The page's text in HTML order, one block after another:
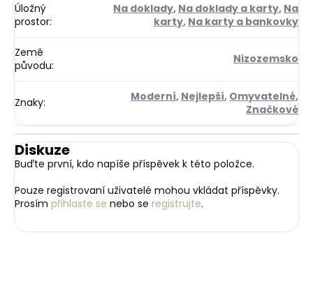
Úložný
prostor:
Na doklady, Na doklady a karty, Na
karty, Na karty a bankovky
Země
původu: Nizozemsko
Znaky: Moderní, Nejlepší, Omyvatelné,
Značkové
Diskuze
Buďte první, kdo napíše příspěvek k této položce.
Pouze registrovaní uživatelé mohou vkládat příspěvky.
Prosím přihlaste se nebo se registrujte.